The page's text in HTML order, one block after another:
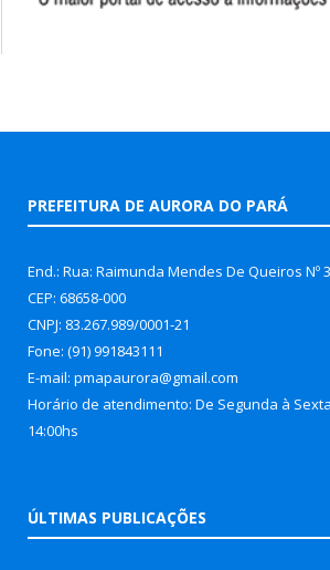
PREFEITURA DE AURORA DO PARÁ
End.: Rua: Raimunda Mendes De Queiros Nº
CEP: 68658-000
CNPJ: 83.267.989/0001-21
Fone: (91) 991843111
E-mail: pmapaurora@gmail.com
Horário de atendimento: De Segunda à
14:00hs
ÚLTIMAS PUBLICAÇÕES